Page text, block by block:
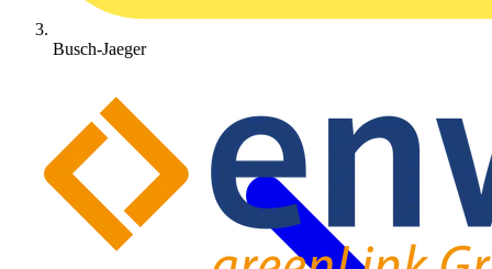
Busch-Jaeger